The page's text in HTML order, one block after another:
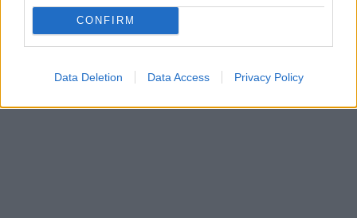
CONFIRM
Data Deletion Data Access Privacy Policy